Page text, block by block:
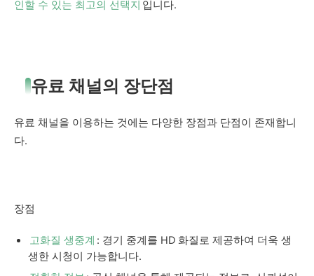
인할 수 있는 최고의 선택지 입니다.
유료 채널의 장단점
유료 채널을 이용하는 것에는 다양한 장점과 단점이 존재합니
다.
장점
고화질 생중계 : 경기 중계를 HD 화질로 제공하여 더욱 생
생한 시청이 가능합니다.